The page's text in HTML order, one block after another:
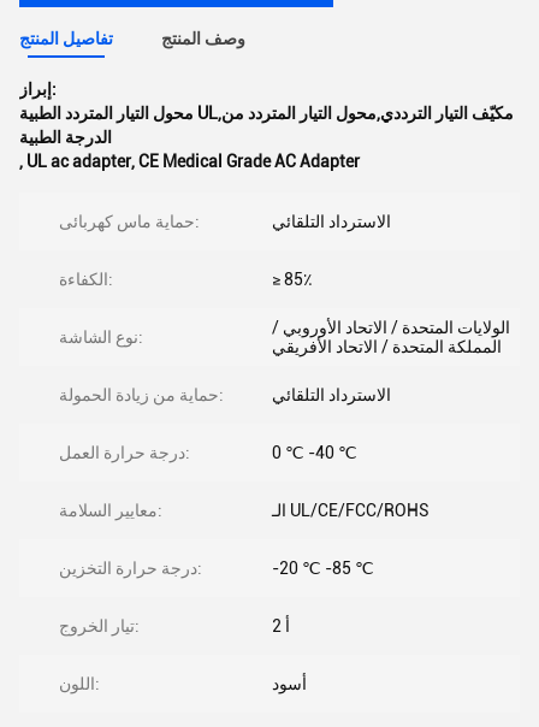
تفاصيل المنتج وصف المنتج
إبراز:
محول التيار المتردد الطبية UL,مكيّف التيار الترددي,محول التيار المتردد من
الدرجة الطبية
, UL ac adapter,CE Medical Grade AC Adapter
حماية ماس كهربائى: الاسترداد التلقائي
الكفاءة: ≥ 85٪
نوع الشاشة:
الولايات المتحدة / الاتحاد الأوروبي /
المملكة المتحدة / الاتحاد الأفريقي
حماية من زيادة الحمولة: الاسترداد التلقائي
درجة حرارة العمل: 0 ℃ -40 ℃
معايير السلامة: الـ UL/CE/FCC/ROHS
درجة حرارة التخزين: -20 ℃ -85 ℃
تيار الخروج: 2 أ
اللون: أسود